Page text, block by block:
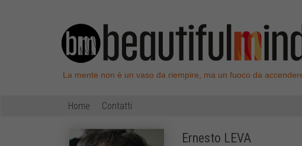
La mente non è un vaso da riempire, ma un fuoco da
Home Contatti
Ernesto LEVA